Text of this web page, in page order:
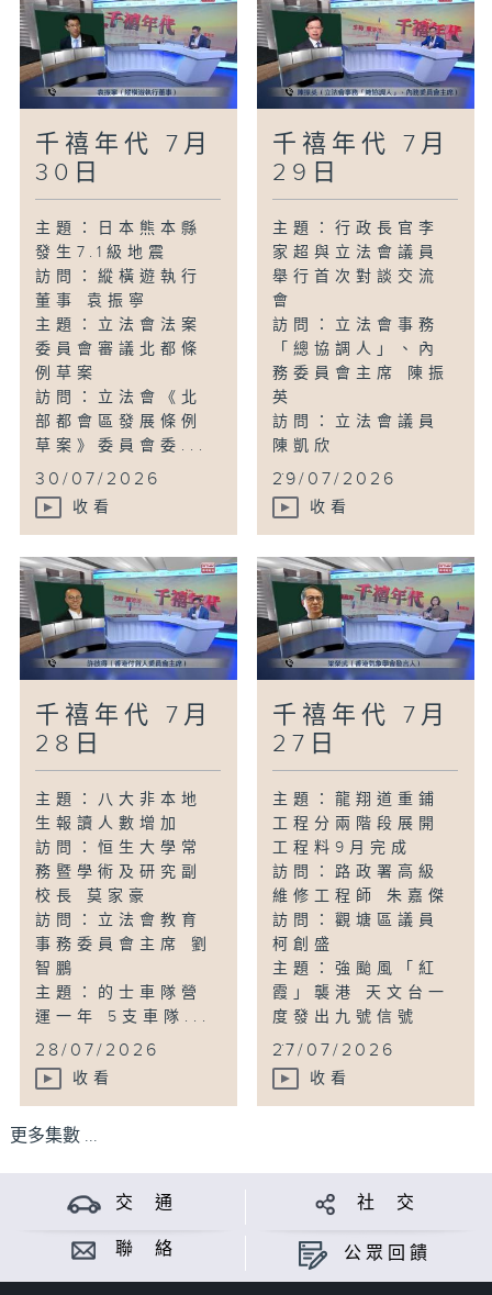
千禧年代 7月
30日
主題：日本熊本縣
發生7.1級地震
訪問：縱橫遊執行
董事 袁振寧
主題：立法會法案
委員會審議北都條
例草案
訪問：立法會《北
部都會區發展條例
草案》委員會委...
30/07/2026
收看
千禧年代 7月
29日
主題：行政長官李
家超與立法會議員
舉行首次對談交流
會
訪問：立法會事務
「總協調人」、內
務委員會主席 陳振
英
訪問：立法會議員
陳凱欣
...
29/07/2026
收看
千禧年代 7月
28日
主題：八大非本地
生報讀人數增加
訪問：恒生大學常
務暨學術及研究副
校長 莫家豪
訪問：立法會教育
事務委員會主席 劉
智鵬
主題：的士車隊營
運一年 5支車隊...
28/07/2026
收看
千禧年代 7月
27日
主題：龍翔道重鋪
工程分兩階段展開
工程料9月完成
訪問：路政署高級
維修工程師 朱嘉傑
訪問：觀塘區議員
柯創盛
主題：強颱風「紅
霞」襲港 天文台一
度發出九號信號
...
27/07/2026
收看
更多集數 ...
交 通 社 交
聯 絡 公眾回饋